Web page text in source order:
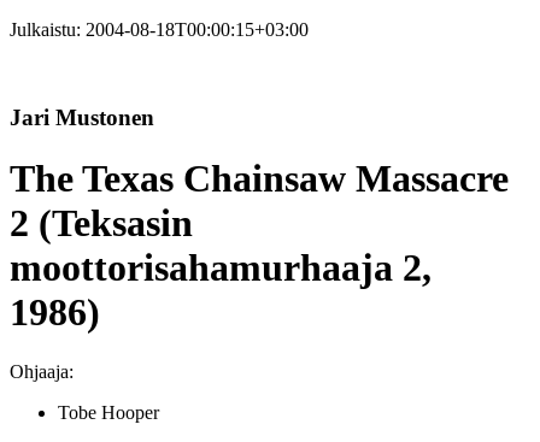
Julkaistu: 2004-08-18T00:00:15+03:00
Jari Mustonen
The Texas Chainsaw Massacre
2 (Teksasin
moottorisahamurhaaja 2,
1986)
Ohjaaja:
Tobe Hooper